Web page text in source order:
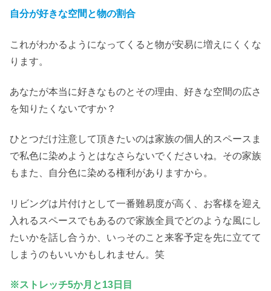
自分が好きな空間と物の割合
これがわかるようになってくると物が安易に増えにくくな
ります。
あなたが本当に好きなものとその理由、好きな空間の広さ
を知りたくないですか？
ひとつだけ注意して頂きたいのは家族の個人的スペースま
で私色に染めようとはなさらないでくださいね。その家族
もまた、自分色に染める権利がありますから。
リビングは片付けとして一番難易度が高く、お客様を迎え
入れるスペースでもあるので家族全員でどのような風にし
たいかを話し合うか、いっそのこと来客予定を先に立てて
しまうのもいいかもしれません。笑
※ストレッチ5か月と13日目